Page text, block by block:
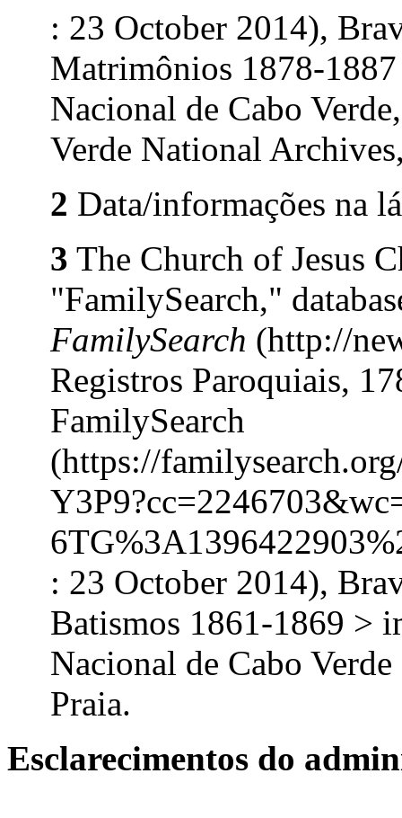
: 23 October 2014),
Matrimônios 1878-
Nacional de Cabo
Verde National
2 Data/informações na
3 The Church of Jesus
"FamilySearch,"
FamilySearch (http://
Registros Paroquiais,
FamilySearch
(https://
: 23 October 2014),
Batismos 1861-1869 >
Nacional de Cabo
Praia.
Esclarecimentos do